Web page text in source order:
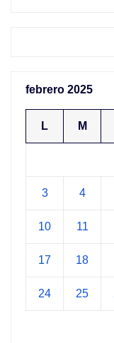
febrero 2025
L M
3 4
10 11
17 18
24 25